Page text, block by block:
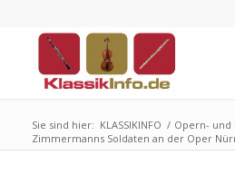
Sie sind hier: KLASSIKINFO / Opern-
Zimmermanns Soldaten an der Oper